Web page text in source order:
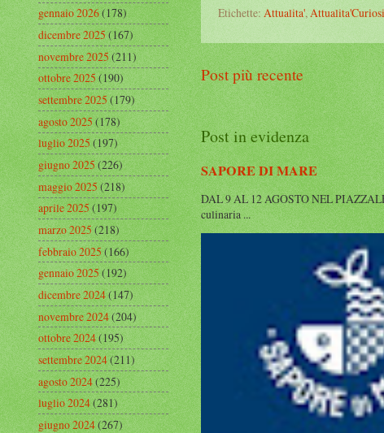
Etichette: Attualita',
Post più recente
Post in evidenza
SAPORE DI MARE
DAL 9 AL 12 AGOSTO NEL
culinaria ...
gennaio 2026(178)
dicembre 2025(167)
novembre 2025(211)
ottobre 2025(190)
settembre 2025(179)
agosto 2025(178)
luglio 2025(197)
giugno 2025(226)
maggio 2025(218)
aprile 2025(197)
marzo 2025(218)
febbraio 2025(166)
gennaio 2025(192)
dicembre 2024(147)
novembre 2024(204)
ottobre 2024(195)
settembre 2024(211)
agosto 2024(225)
luglio 2024(281)
giugno 2024(267)